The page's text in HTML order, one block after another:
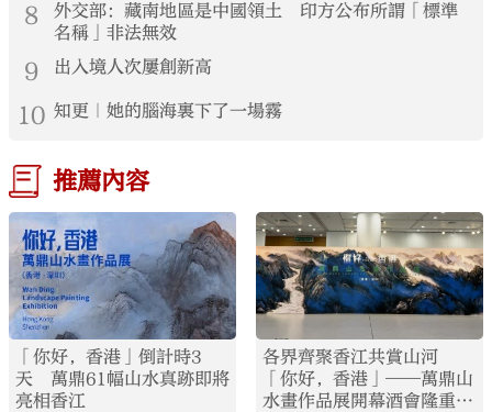
8
外交部：藏南地區是中國領土 印方公布所謂「標準
名稱」非法無效
9 出入境人次屢創新高
10 知更｜她的腦海裏下了一場霧
推薦內容
「你好，香港」倒計時3
天 萬鼎61幅山水真跡即將
亮相香江
各界齊聚香江共賞山河
「你好，香港」——萬鼎山
水畫作品展開幕酒會隆重舉